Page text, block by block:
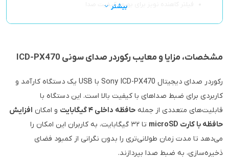
فیلتر کاهنده نویز برای بهبود کیفیت صدا
بیشتر
مشخصات، مزایا و معایب رکوردر صدای سونی ICD-PX470
رکوردر صدای دیجیتال Sony ICD-PX470 با USB یک دستگاه کارآمد و
کاربردی برای ضبط صداهای با کیفیت بالا است. این دستگاه با
قابلیت‌های متعددی از جمله حافظه داخلی ۴ گیگابایت و امکان افزایش
حافظه با کارت microSD
تا ۳۲ گیگابایت، به کاربران این امکان را
می‌دهد تا مدت زمان طولانی‌تری را بدون نگرانی از کمبود فضای
ذخیره‌سازی، به ضبط صدا بپردازند.